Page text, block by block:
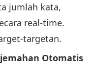
jumlah kata,
real-time.
targetan.
Otomatis